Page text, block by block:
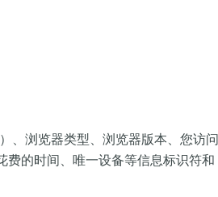
、浏览器类型、浏览器版本、您访问
费的时间、唯一设备等信息标识符和